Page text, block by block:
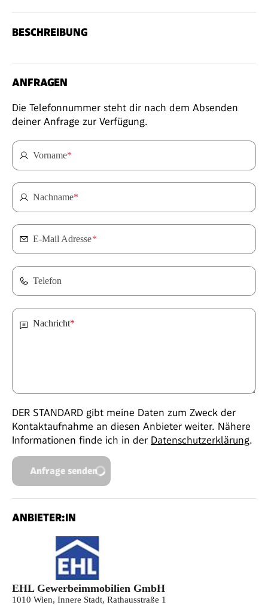
BESCHREIBUNG
ANFRAGEN
Die Telefonnummer steht dir nach dem Absenden
deiner Anfrage zur Verfügung.
Vorname*
Nachname*
E-Mail Adresse*
Telefon
Nachricht*
DER STANDARD gibt meine Daten zum Zweck der
Kontaktaufnahme an diesen Anbieter weiter. Nähere
Informationen finde ich in der Datenschutzerklärung.
Anfrage senden
ANBIETER:IN
EHL Gewerbeimmobilien GmbH
1010 Wien, Innere Stadt, Rathausstraße 1